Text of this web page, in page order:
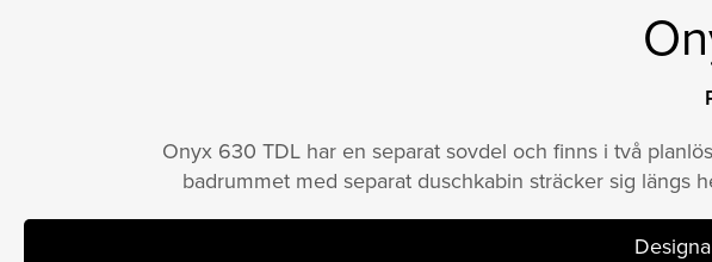
Onyx 630 TDL har en separat sovdel och finns i två
badrummet med separat duschkabin sträcker sig längs